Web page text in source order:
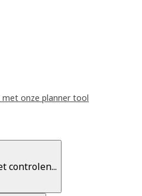
met onze planner tool
controlen...